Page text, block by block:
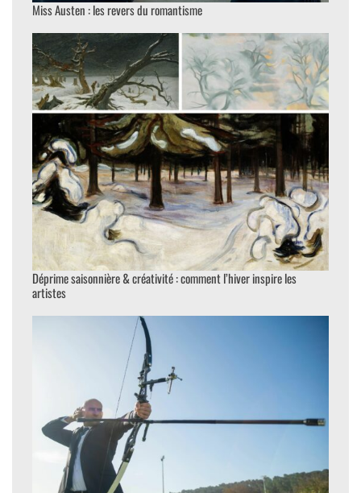
Miss Austen : les revers du romantisme
Déprime saisonnière & créativité : comment l’hiver inspire les
artistes